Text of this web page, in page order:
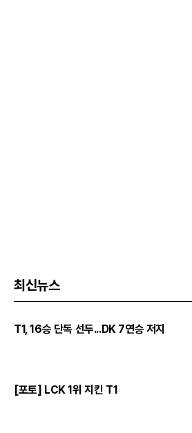
최신뉴스
T1, 16승 단독 선두...DK 7연승 저지
[포토] LCK 1위 지킨 T1